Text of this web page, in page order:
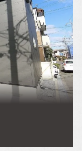
ください。